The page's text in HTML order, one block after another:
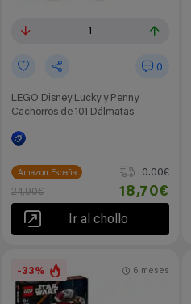
1
0
LEGO Disney Lucky y Penny
Cachorros de 101 Dálmatas
Amazon España
0.00€
24,90€
18,70€
Ir al chollo
-33% 6 meses